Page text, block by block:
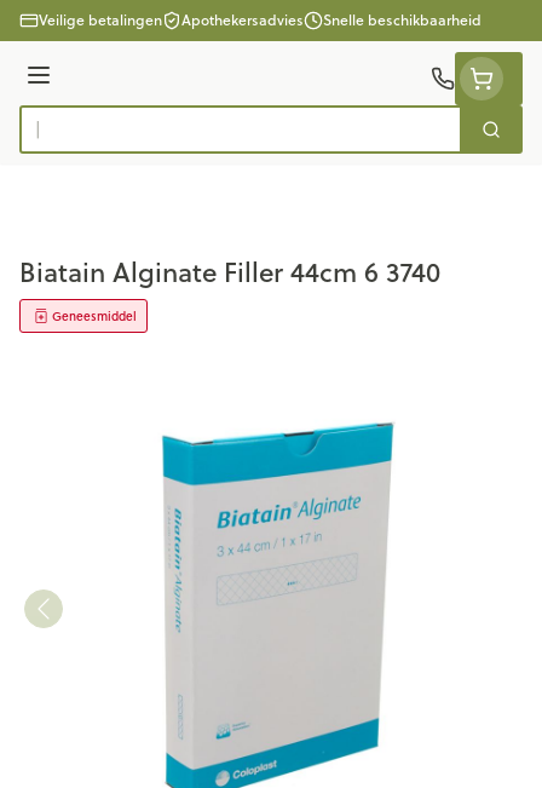
Ga naar de inhoud
Veilige betalingen Apothekersadvies Snelle beschikbaarheid
Menu
Product, merk, categorie...
Zoek
Biatain Alginate Filler 44cm 6 3740
Geneesmiddel